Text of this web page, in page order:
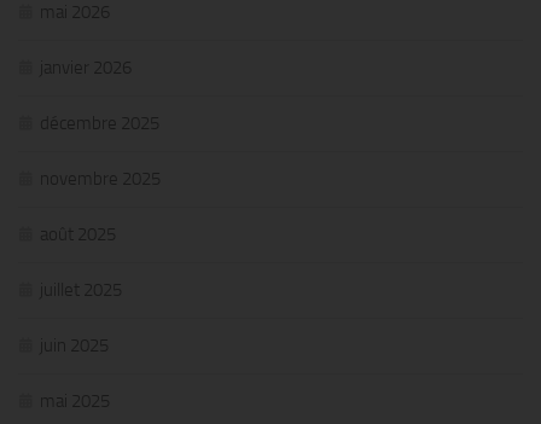
mai 2026
janvier 2026
décembre 2025
novembre 2025
août 2025
juillet 2025
juin 2025
mai 2025